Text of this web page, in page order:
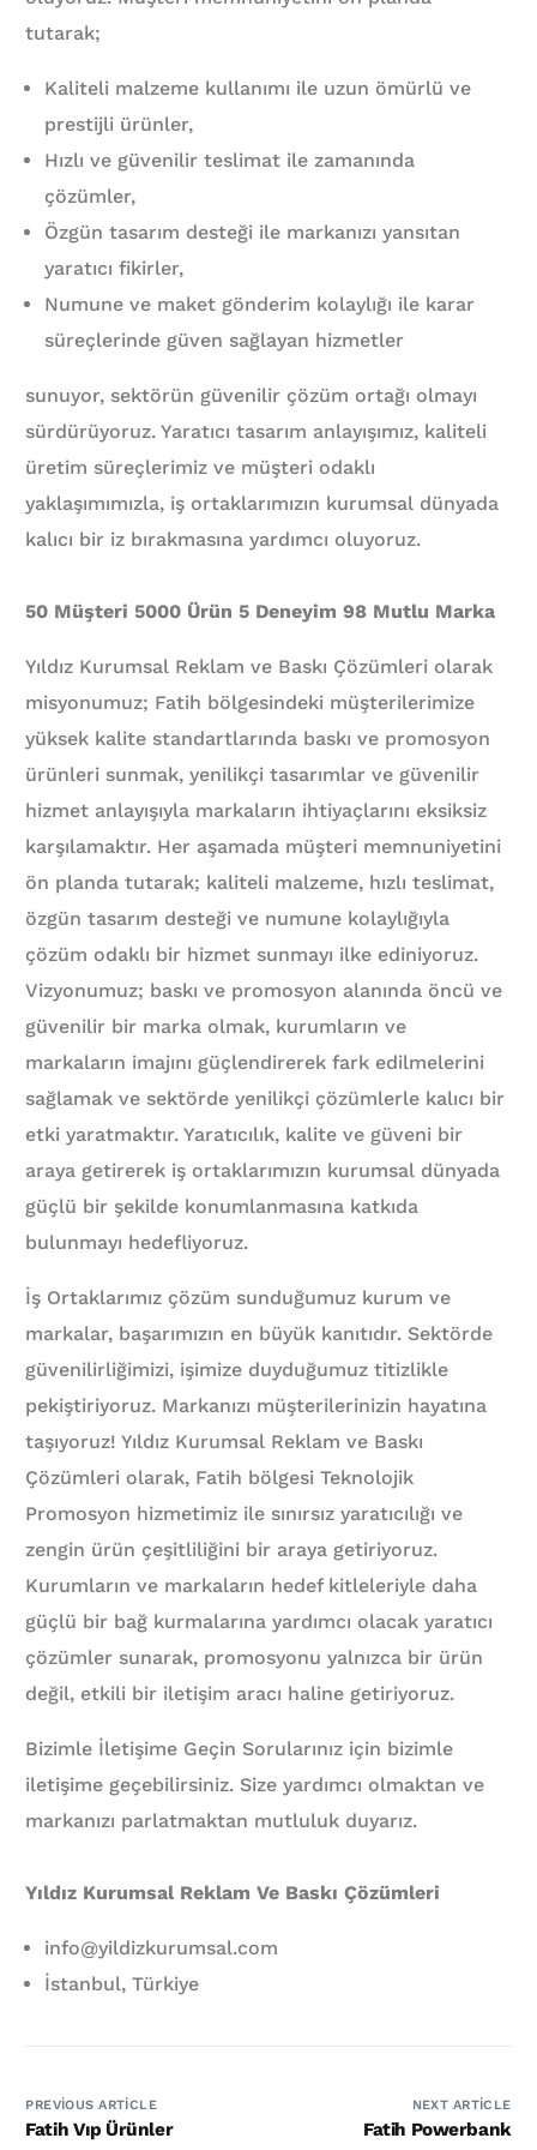
tutarak;
Kaliteli malzeme kullanımı ile uzun ömürlü ve
prestijli ürünler,
Hızlı ve güvenilir teslimat ile zamanında
çözümler,
Özgün tasarım desteği ile markanızı yansıtan
yaratıcı fikirler,
Numune ve maket gönderim kolaylığı ile karar
süreçlerinde güven sağlayan hizmetler
sunuyor, sektörün güvenilir çözüm ortağı olmayı
sürdürüyoruz. Yaratıcı tasarım anlayışımız, kaliteli
üretim süreçlerimiz ve müşteri odaklı
yaklaşımımızla, iş ortaklarımızın kurumsal dünyada
kalıcı bir iz bırakmasına yardımcı oluyoruz.
50 Müşteri 5000 Ürün 5 Deneyim 98 Mutlu Marka
Yıldız Kurumsal Reklam ve Baskı Çözümleri olarak
misyonumuz; Fatih bölgesindeki müşterilerimize
yüksek kalite standartlarında baskı ve promosyon
ürünleri sunmak, yenilikçi tasarımlar ve güvenilir
hizmet anlayışıyla markaların ihtiyaçlarını eksiksiz
karşılamaktır. Her aşamada müşteri memnuniyetini
ön planda tutarak; kaliteli malzeme, hızlı teslimat,
özgün tasarım desteği ve numune kolaylığıyla
çözüm odaklı bir hizmet sunmayı ilke ediniyoruz.
Vizyonumuz; baskı ve promosyon alanında öncü ve
güvenilir bir marka olmak, kurumların ve
markaların imajını güçlendirerek fark edilmelerini
sağlamak ve sektörde yenilikçi çözümlerle kalıcı bir
etki yaratmaktır. Yaratıcılık, kalite ve güveni bir
araya getirerek iş ortaklarımızın kurumsal dünyada
güçlü bir şekilde konumlanmasına katkıda
bulunmayı hedefliyoruz.
İş Ortaklarımız çözüm sunduğumuz kurum ve
markalar, başarımızın en büyük kanıtıdır. Sektörde
güvenilirliğimizi, işimize duyduğumuz titizlikle
pekiştiriyoruz. Markanızı müşterilerinizin hayatına
taşıyoruz! Yıldız Kurumsal Reklam ve Baskı
Çözümleri olarak, Fatih bölgesi Teknolojik
Promosyon hizmetimiz ile sınırsız yaratıcılığı ve
zengin ürün çeşitliliğini bir araya getiriyoruz.
Kurumların ve markaların hedef kitleleriyle daha
güçlü bir bağ kurmalarına yardımcı olacak yaratıcı
çözümler sunarak, promosyonu yalnızca bir ürün
değil, etkili bir iletişim aracı haline getiriyoruz.
Bizimle İletişime Geçin Sorularınız için bizimle
iletişime geçebilirsiniz. Size yardımcı olmaktan ve
markanızı parlatmaktan mutluluk duyarız.
Yıldız Kurumsal Reklam Ve Baskı Çözümleri
info@yildizkurumsal.com
İstanbul, Türkiye
PREVIOUS ARTICLE
Fatih Vıp Ürünler
NEXT ARTICLE
Fatih Powerbank